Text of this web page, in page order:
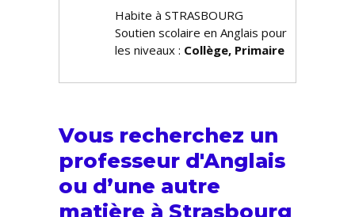
Habite à STRASBOURG
Soutien scolaire en Anglais pour
les niveaux : Collège, Primaire
Vous recherchez un
professeur d'Anglais
ou d’une autre
matière à Strasbourg